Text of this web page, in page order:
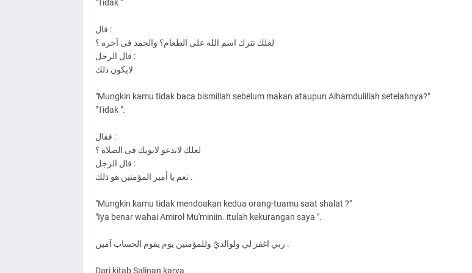
"Tidak "
ﻗﺎﻝ :
ﻟﻌﻠﻚ ﺗﺘﺮﻙ ﺍﺳﻢ ﺍﻟﻠﻪ ﻋﻠﻰ ﺍﻟﻄﻌﺎﻡ؟ ﻭﺍﻟﺤﻤﺪ ﻓﻰ ﺁﺧﺮﻩ ؟
ﻗﺎﻝ ﺍﻟﺮﺟﻞ :
ﻻﻳﻜﻮﻥ ﺫﻟﻚ
"Mungkin kamu tidak baca bismillah sebelum makan ataupun Alhamdulillah setelahnya?"
"Tidak ".
ﻓﻘﺎﻝ :
ﻟﻌﻠﻚ ﻻﺗﺪﻋﻮ ﻻﺑﻮﻳﻚ ﻓﻰ ﺍﻟﺼﻼﺓ ؟
ﻗﺎﻝ ﺍﻟﺮﺟﻞ :
ﻧﻌﻢ ﻳﺎ ﺃﻣﻴﺮ ﺍﻟﻤﺆﻣﻨﻴﻦ ﻫﻮ ﺫﻟﻚ .
"Mungkin kamu tidak mendoakan kedua orang-tuamu saat shalat ?"
"Iya benar wahai Amirol Mu'miniin. itulah kekurangan saya ".
ﺭﺑﻲ ﺍﻏﻔﺮ ﻟﻲ ﻭﻟﻮﺍﻟﺪﻱّ ﻭﻟﻠﻤﺆﻣﻨﻴﻦ ﻳﻮﻡ ﻳﻘﻮﻡ ﺍﻟﺤﺴﺎﺏ ﺁﻣﻴﻦ .
Dari kitab Salinan karya